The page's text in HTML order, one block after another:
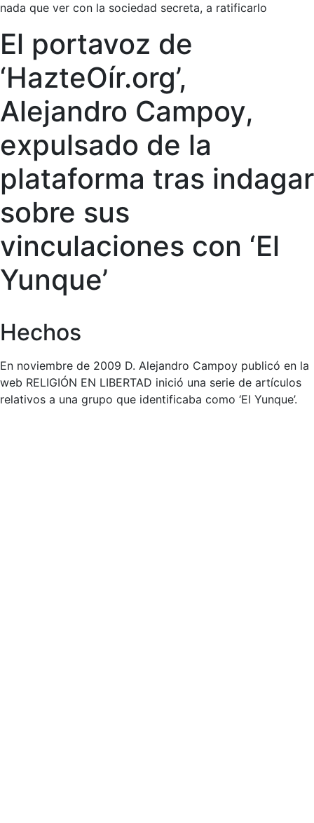
nada que ver con la sociedad secreta, a ratificarlo
El portavoz de
‘HazteOír.org’,
Alejandro Campoy,
expulsado de la
plataforma tras indagar
sobre sus
vinculaciones con ‘El
Yunque’
Hechos
En noviembre de 2009 D. Alejandro Campoy publicó en la
web RELIGIÓN EN LIBERTAD inició una serie de artículos
relativos a una grupo que identificaba como ‘El Yunque’.